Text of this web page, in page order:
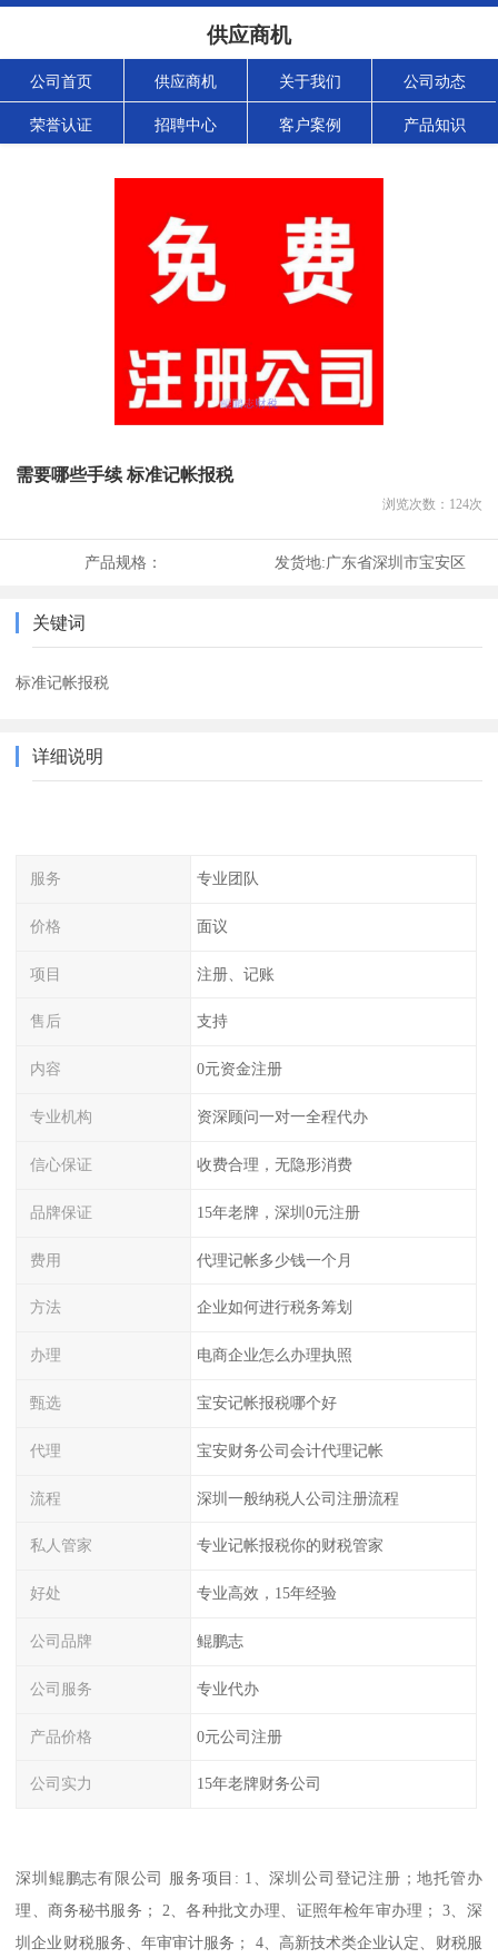
供应商机
公司首页 供应商机 关于我们 公司动态
荣誉认证 招聘中心 客户案例 产品知识
需要哪些手续 标准记帐报税
浏览次数： 124次
产品规格： 发货地:广东省深圳市宝安区
关键词
标准记帐报税
详细说明
服务 专业团队
价格 面议
项目 注册、记账
售后 支持
内容 0元资金注册
专业机构 资深顾问一对一全程代办
信心保证 收费合理，无隐形消费
品牌保证 15年老牌，深圳0元注册
费用 代理记帐多少钱一个月
方法 企业如何进行税务筹划
办理 电商企业怎么办理执照
甄选 宝安记帐报税哪个好
代理 宝安财务公司会计代理记帐
流程 深圳一般纳税人公司注册流程
私人管家 专业记帐报税你的财税管家
好处 专业高效，15年经验
公司品牌 鲲鹏志
公司服务 专业代办
产品价格 0元公司注册
公司实力 15年老牌财务公司
深圳鲲鹏志有限公司 服务项目: 1、深圳公司登记注册；地托管办
理、商务秘书服务； 2、各种批文办理、证照年检年审办理； 3、深
圳企业财税服务、年审审计服务； 4、高新技术类企业认定、财税服